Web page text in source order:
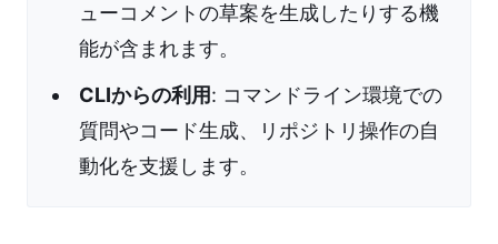
ューコメントの草案を生成したりする機
能が含まれます。
CLIからの利用: コマンドライン環境での
質問やコード生成、リポジトリ操作の自
動化を支援します。